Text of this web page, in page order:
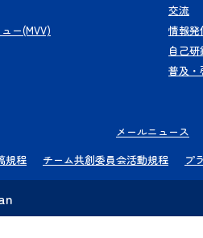
ー(MVV)
交流
情報発
自己研
普及・
メールニュース
規程 チーム共創委員会活動規程 プ